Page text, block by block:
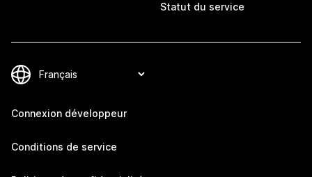
Statut du service
Connexion développeur
Conditions de service